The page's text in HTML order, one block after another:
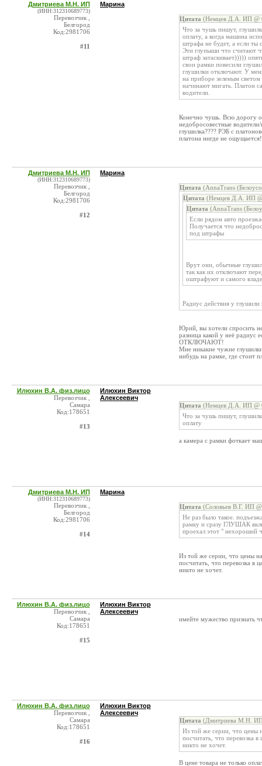
Дмитриева М.Н. ИП
(ИНН:312310689773)
Перевозчик ,
Белгород
Код:2981706
#11
Марина
Цитата (Немцев Д.А. ИП @
Что за чушь пишут,
оплату, а когда машина
штрафа не будет, а если
Эти глупыши что считают
штраф затаскивает)))))
свои рамки повесили
глушилки отключают. У
на приборе зеленым
начинают мигать. Платон
водители.
Конечно чушь. Всю дорогу
недобросовестные
глушилка???? РЭБ с
платона нигде не ощущается!
Дмитриева М.Н. ИП
(ИНН:312310689773)
Перевозчик ,
Белгород
Код:2981706
#12
Марина
Цитата (AnnaTrans
Цитата (Немцев Д.А. ИП
Цитата (AnnaTrans
Если рядом авто
Получается что
под штрафы
Врут они, обычные
так как их отключают
оштрафуют и самого
Радиус действия у глушили
Юрий, вы хотели спросить
разница какой у неё радиус
ОТКЛЮЧАЮТ!
Мне никакие чужие
нибудь на рамке, где стоит
Илюхин В.А. физ.лицо
Перевозчик ,
Самара
Код:178651
#13
Илюхин Виктор
Алексеевич
Цитата (Немцев Д.А. ИП @
Что за чушь пишут,
оплату
а камера с рамки фоткает
Дмитриева М.Н. ИП
(ИНН:312310689773)
Перевозчик ,
Белгород
Код:2981706
#14
Марина
Цитата (Соловьев В.Г. ИП
Не раз было такое.
рамку и сразу ГЛУШАК
проехал этот " нехороший
Из той же серии, что цены
посчитать, что перевозка в
никто не хочет.
Илюхин В.А. физ.лицо
Перевозчик ,
Самара
Код:178651
#15
Илюхин Виктор
Алексеевич
имейте мужество признать
Илюхин В.А. физ.лицо
Перевозчик ,
Самара
Код:178651
#16
Илюхин Виктор
Алексеевич
Цитата (Дмитриева М.Н.
Из той же серии, что цены
посчитать, что перевозка
никто не хочет.
В цене товара не только